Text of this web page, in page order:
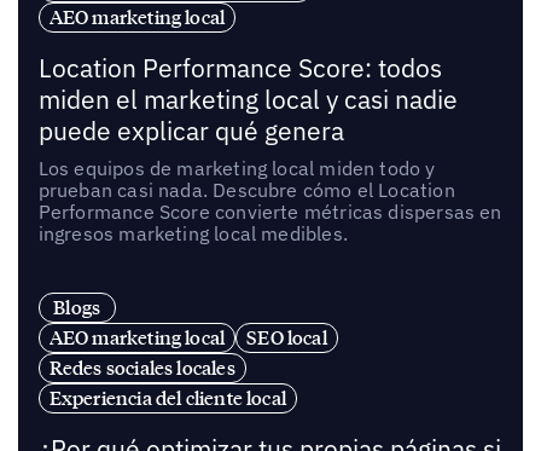
AEO marketing local
Location Performance Score: todos
miden el marketing local y casi nadie
puede explicar qué genera
Los equipos de marketing local miden todo y
prueban casi nada. Descubre cómo el Location
Performance Score convierte métricas dispersas en
ingresos marketing local medibles.
Blogs
AEO marketing local
SEO local
Redes sociales locales
Experiencia del cliente local